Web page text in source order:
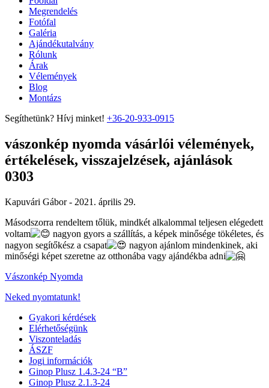
Megrendelés
Fotófal
Galéria
Ajándékutalvány
Rólunk
Árak
Vélemények
Blog
Montázs
Segíthetünk? Hívj minket! +36-20-933-0915
vászonkép nyomda vásárlói vélemények,
értékelések, visszajelzések, ajánlások
0303
Kapuvári Gábor - 2021. április 29.
Másodszorra rendeltem tőlük, mindkét alkalommal teljesen elégedett
voltam
nagyon gyors a szállítás, a képek minősége tökéletes, és
nagyon segítőkész a csapat
nagyon ajánlom mindenkinek, aki
minőségi képet szeretne az otthonába vagy ajándékba adni
Vászonkép Nyomda
Neked nyomtatunk!
Gyakori kérdések
Elérhetőségünk
Viszonteladás
ÁSZF
Jogi információk
Ginop Plusz 1.4.3-24 “B”
Ginop Plusz 2.1.3-24